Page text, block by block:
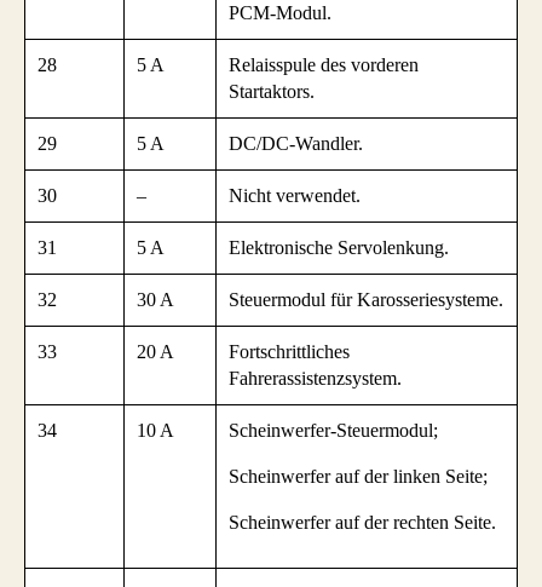
PCM-Modul.
28 5 A
Relaisspule des vorderen
Startaktors.
29 5 A DC/DC-Wandler.
30 – Nicht verwendet.
31 5 A Elektronische Servolenkung.
32 30 A Steuermodul für Karosseriesysteme.
33 20 A
Fortschrittliches
Fahrerassistenzsystem.
34 10 A Scheinwerfer-Steuermodul;
Scheinwerfer auf der linken Seite;
Scheinwerfer auf der rechten Seite.